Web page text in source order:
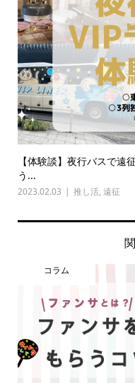
【体験談】夜行バスで遠
う...
2023.02.03 推し活, 遠征
コラム